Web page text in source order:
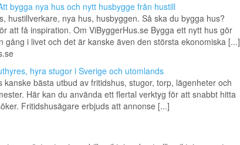
bygga nya hus och nytt husbygge från hustill
hustillverkare, nya hus, husbyggen. Så ska du bygga hus?
att få inspiration. Om ViByggerHus.se Bygga ett nytt hus gör
gång i livet och det är kanske även den största ekonomiska [...]
hyra stugor i Sverige och utomlands
kanske bästa utbud av fritidshus, stugor, torp, lägenheter och
Här kan du använda ett flertal verktyg för att snabbt hitta
Fritidshusägare erbjuds att annonse [...]